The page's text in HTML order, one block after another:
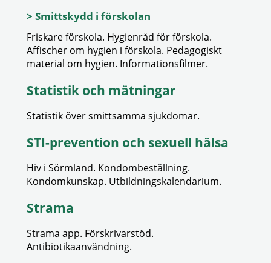
> Smittskydd i förskolan
Friskare förskola. Hygienråd för förskola.
Affischer om hygien i förskola. Pedagogiskt
material om hygien. Informationsfilmer.
Statistik och mätningar
Statistik över smittsamma sjukdomar.
STI-prevention och sexuell hälsa
Hiv i Sörmland. Kondombeställning.
Kondomkunskap. Utbildningskalendarium.
Strama
Strama app. Förskrivarstöd.
Antibiotikaanvändning.